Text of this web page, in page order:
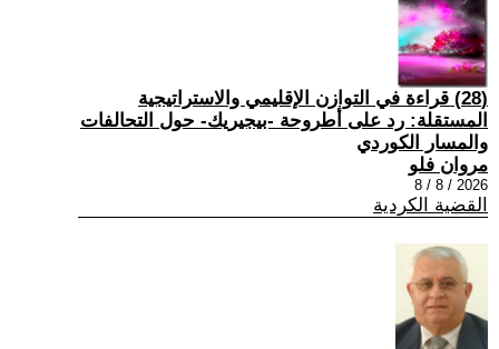
(28) قراءة في التوازن الإقليمي والاستراتيجية
المستقلة: رد على أطروحة -بيجيريك- حول التحالفات
والمسار الكوردي
مروان فلو
2026 / 8 / 8
القضية الكردية